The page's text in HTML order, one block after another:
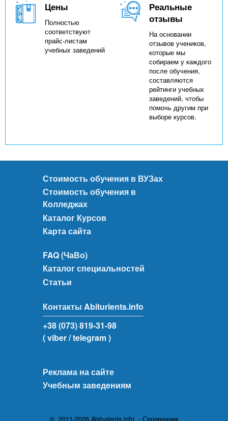
Цены
Полностью
соответствуют
прайс-листам
учебных заведений
Реальные
отзывы
На основании
отзывов учеников,
которые мы
собираем у каждого
после обучения,
составляются
рейтинги учебных
заведений, чтобы
помочь другим при
выборе курсов.
Стоимость обучения в ВУЗах
Стоимость обучения в
Колледжах
Каталог Курсов
Карта сайта
FAQ (ЧаВо)
Каталог специальностей
Статьи
Контакты Abiturients.info
+38 (073) 819-31-98
( viber/ telegram )
Реклама на сайте
Учебным заведениям
© 2011-2026 Abiturients.info - Справочник